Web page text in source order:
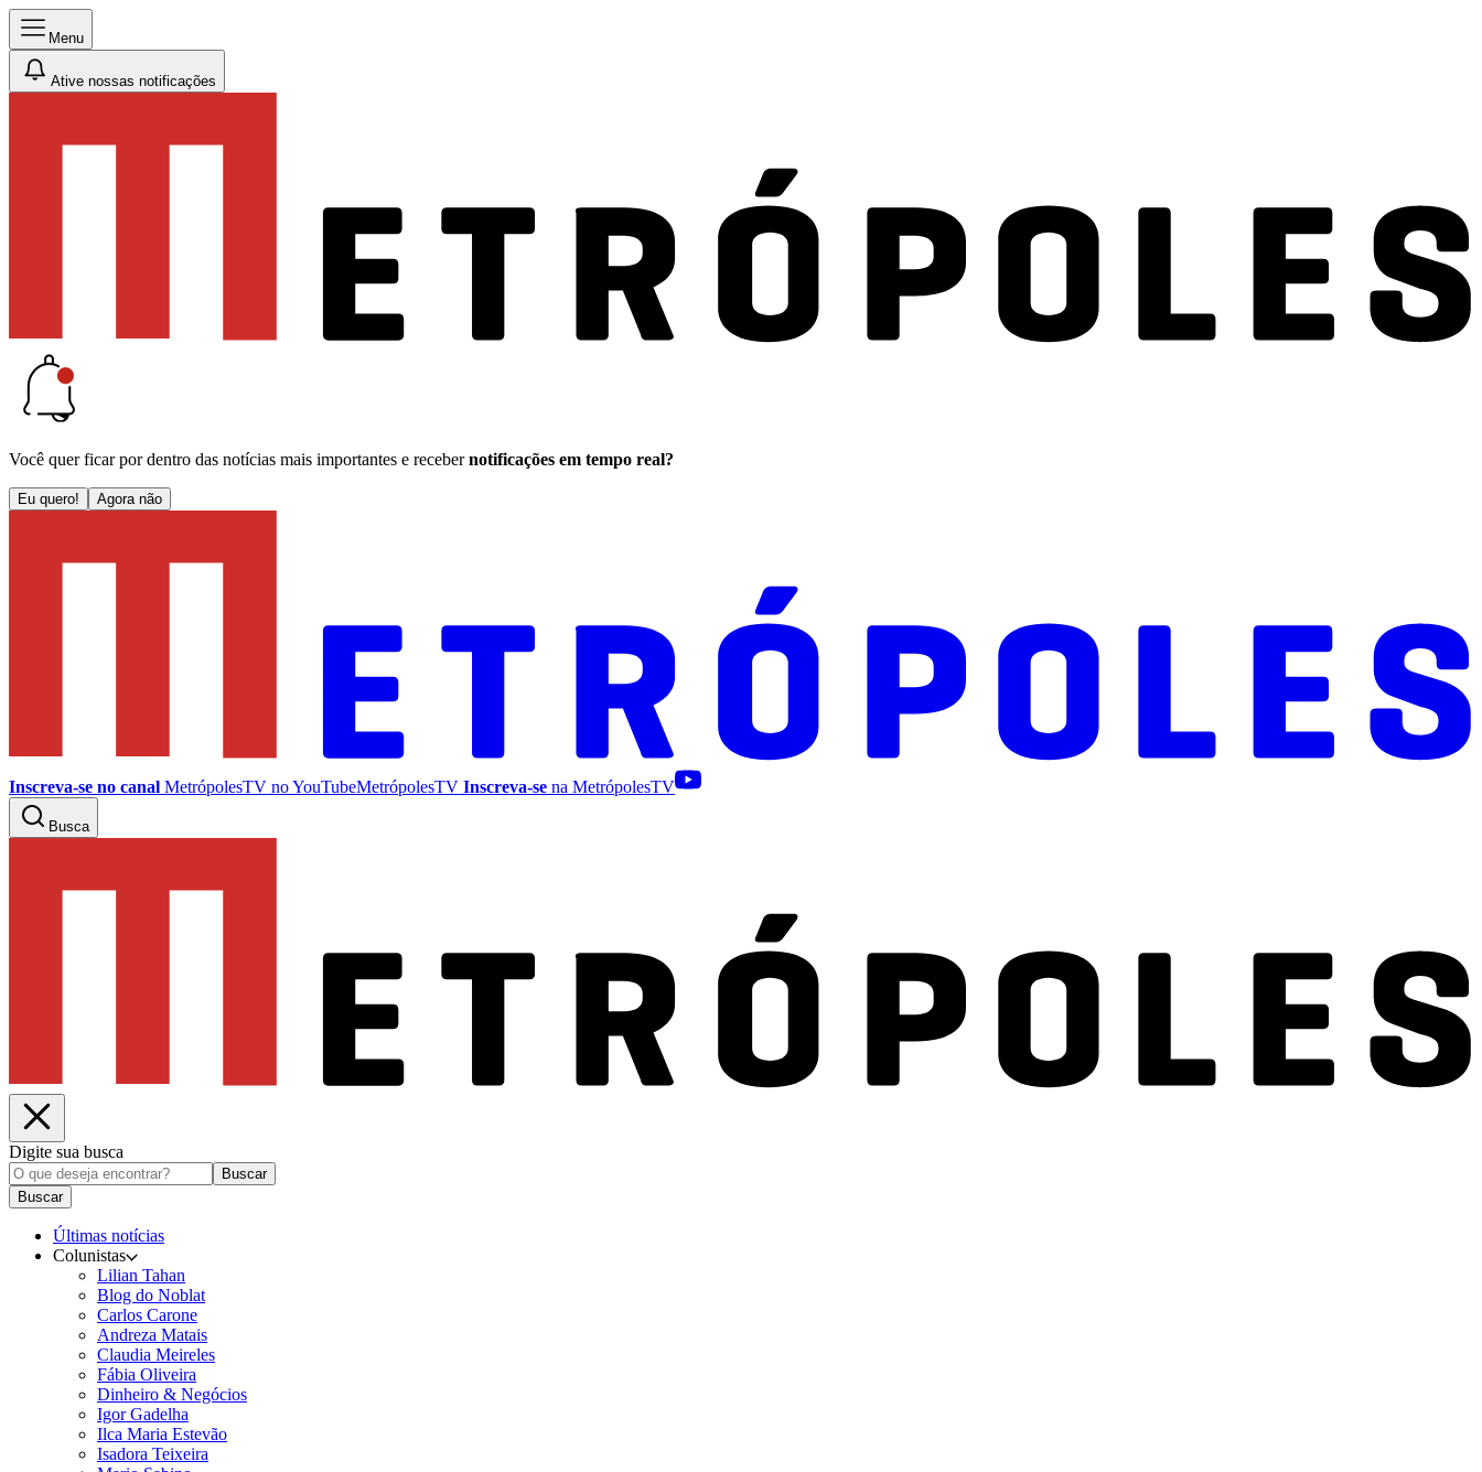
Menu
Ative nossas notificações
Você quer ficar por dentro das notícias mais importantes e receber notificações em tempo real?
Eu quero! Agora não
Inscreva-se no canal MetrópolesTV noYouTubeMetrópolesTV Inscreva-se na MetrópolesTV
Busca
Digite sua busca
Buscar
Buscar
Últimas notícias
Colunistas
Lilian Tahan
Blog do Noblat
Carlos Carone
Andreza Matais
Claudia Meireles
Fábia Oliveira
Dinheiro & Negócios
Igor Gadelha
Ilca Maria Estevão
Isadora Teixeira